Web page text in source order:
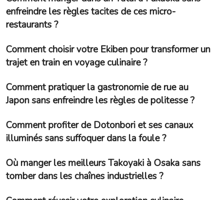
enfreindre les règles tacites de ces micro-
restaurants ?
Comment choisir votre Ekiben pour transformer un
trajet en train en voyage culinaire ?
Comment pratiquer la gastronomie de rue au
Japon sans enfreindre les règles de politesse ?
Comment profiter de Dotonbori et ses canaux
illuminés sans suffoquer dans la foule ?
Où manger les meilleurs Takoyaki à Osaka sans
tomber dans les chaînes industrielles ?